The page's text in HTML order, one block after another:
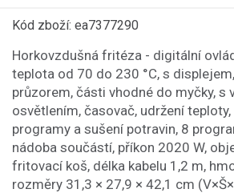
Kód zboží: ea7377290
Horkovzdušná fritéza - digitální
teplota od 70 do 230 °C, s
průzorem, části vhodné do myčky, s
osvětlením, časovač, udržení
programy a sušení potravin, 8
nádoba součástí, příkon 2020 W,
fritovací koš, délka kabelu 1,2 m,
rozměry 31,3 × 27,9 × 42,1 cm